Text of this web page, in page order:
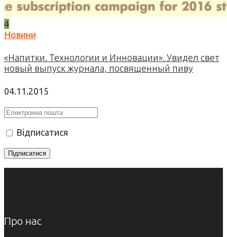
4
Новини
«Напитки. Технологии и Инновации». Увидел свет
новый выпуск журнала, посвященный пиву
04.11.2015
Відписатися
Про нас